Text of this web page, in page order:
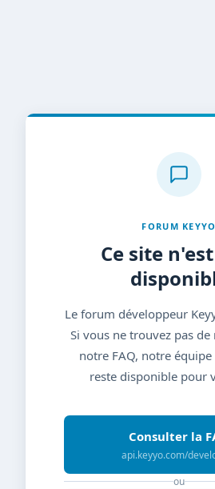
FORUM KEYYO
Ce site
Le forum développeur
Si vous ne trouvez pas de
notre FAQ, notre équipe
reste disponible pour
Consulter la
api.keyyo.com/
ou